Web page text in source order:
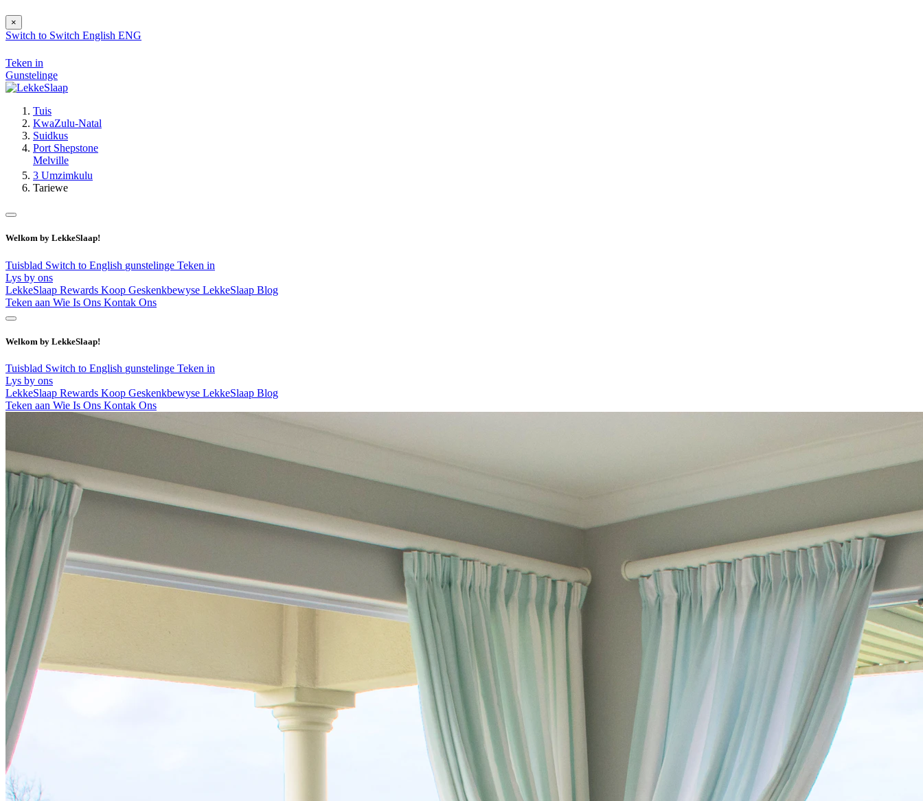
×
Switch to Switch English ENG
Teken in
Gunstelinge
Tuis
KwaZulu-Natal
Suidkus
Port Shepstone
Melville
3 Umzimkulu
Tariewe
Welkom by LekkeSlaap!
Tuisblad Switch to English gunstelinge Teken in
Lys by ons
LekkeSlaap Rewards Koop Geskenkbewyse LekkeSlaap Blog
Teken aan Wie Is Ons Kontak Ons
Welkom by LekkeSlaap!
Tuisblad Switch to English gunstelinge Teken in
Lys by ons
LekkeSlaap Rewards Koop Geskenkbewyse LekkeSlaap Blog
Teken aan Wie Is Ons Kontak Ons